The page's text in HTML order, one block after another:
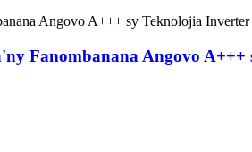
Fanombanana Angovo